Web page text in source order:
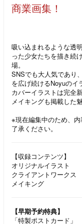
商業画集！
吸い込まれるような透
った少女たちを描き続
場。
SNSでも大人気であり
を広げ続けるNoyuのイ
カバーイラストは完全
メイキングも掲載した
※現在編集中のため、
了承ください。
【収録コンテンツ】
オリジナルイラスト
クライアントワークス
メイキング
【早期予約特典】
「特製ポストカード」